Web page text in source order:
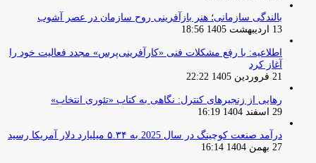
بالندگی سازمانی؛ هنر بازآفرینی روح سازمان در عصر آشوب
13 اردیبهشت 1405 18:56
اطلاعیه: با رفع مشکلات فنی «کارآفرینی‌پرس» مجدد فعالیت خود را
آغاز کرد
21 فروردین 1405 22:22
رهایی از زنجیرهای کنترل: نگاهی به کتاب «تئوری انتخاب»
29 اسفند 1404 16:19
درآمد صنعت کوچینگ در سال 2025 به ۵.۳۴ میلیارد دلار آمریکا رسید
27 بهمن 1404 16:14